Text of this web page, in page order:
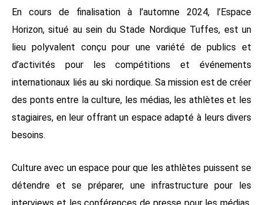
En cours de finalisation à l’automne 2024, l’Espace
Horizon, situé au sein du Stade Nordique Tuffes, est un
lieu polyvalent conçu pour une variété de publics et
d’activités
pour les compétitions et
événements
internationaux liés au ski nordique.Sa mission est de créer
des ponts entre la culture, les médias, les athlètes et les
stagiaires, en leur offrant un espace adapté à leurs divers
besoins.
Culture avec un espace pour que les athlètes puissent se
détendre et se préparer, une infrastructure pour
les